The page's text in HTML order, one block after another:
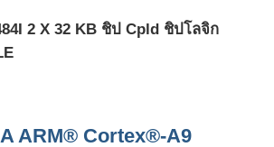
2 X 32 KB ชิป Cpld ชิปโลจิก
ARM® Cortex®-A9